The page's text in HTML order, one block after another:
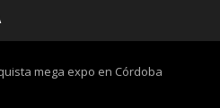
mega expo en Córdoba